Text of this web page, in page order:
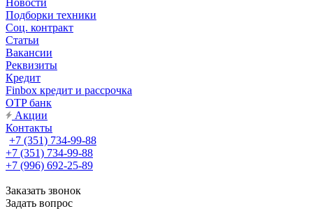
Новости
Подборки техники
Соц. контракт
Статьи
Вакансии
Реквизиты
Кредит
Finbox кредит и рассрочка
OTP банк
Акции
Контакты
+7 (351) 734-99-88
+7 (351) 734-99-88
+7 (996) 692-25-89
Заказать звонок
Задать вопрос